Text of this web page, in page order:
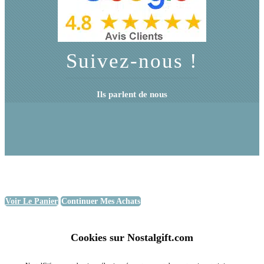
Suivez-nous !
Ils parlent de nous
Voir Le Panier Continuer Mes Achats
Cookies sur Nostalgift.com